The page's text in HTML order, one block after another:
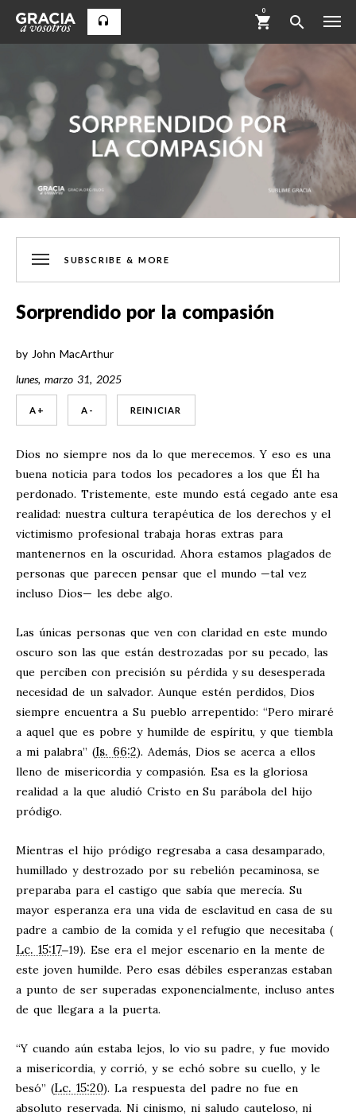
0
SUBSCRIBE & MORE
Sorprendido por la compasión
by John MacArthur
lunes, marzo 31, 2025
A + A - REINICIAR
Dios no siempre nos da lo que merecemos. Y eso es una
buena noticia para todos los pecadores a los que Él ha
perdonado. Tristemente, este mundo está cegado ante esa
realidad: nuestra cultura terapéutica de los derechos y el
victimismo profesional trabaja horas extras para
mantenernos en la oscuridad. Ahora estamos plagados de
personas que parecen pensar que el mundo —tal vez
incluso Dios— les debe algo.
Las únicas personas que ven con claridad en este mundo
oscuro son las que están destrozadas por su pecado, las
que perciben con precisión su pérdida y su desesperada
necesidad de un salvador. Aunque estén perdidos, Dios
siempre encuentra a Su pueblo arrepentido: “Pero miraré
a aquel que es pobre y humilde de espíritu, y que tiembla
a mi palabra” (Is. 66:2). Además, Dios se acerca a ellos
lleno de misericordia y compasión. Esa es la gloriosa
realidad a la que aludió Cristo en Su parábola del hijo
pródigo.
Mientras el hijo pródigo regresaba a casa desamparado,
humillado y destrozado por su rebelión pecaminosa, se
preparaba para el castigo que sabía que merecía. Su
mayor esperanza era una vida de esclavitud en casa de su
padre a cambio de la comida y el refugio que necesitaba (
Lc. 15:17‒19). Ese era el mejor escenario en la mente de
este joven humilde. Pero esas débiles esperanzas estaban
a punto de ser superadas exponencialmente, incluso antes
de que llegara a la puerta.
“Y cuando aún estaba lejos, lo vio su padre, y fue movido
a misericordia, y corrió, y se echó sobre su cuello, y le
besó” (Lc. 15:20). La respuesta del padre no fue en
absoluto reservada. Ni cinismo, ni saludo cauteloso, ni